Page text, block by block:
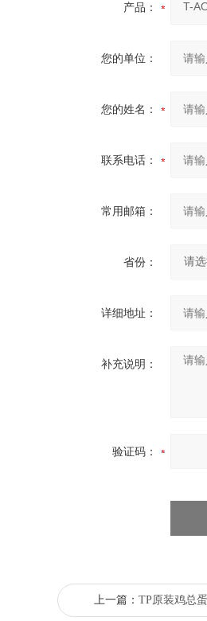
产品：
您的单位：
您的姓名：
联系电话：
常用邮箱：
省份：
详细地址：
补充说明：
验证码：
上一篇： TP原装鸡总